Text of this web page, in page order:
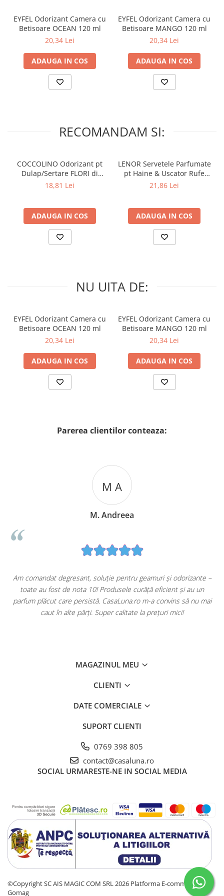
Masina
Deodorante & Parfumuri
Cosmetice Auto
Pet Shop
Covoare & Tapiterii
EYFEL Odorizant Camera cu
Betisoare OCEAN 120 ml
20,34 Lei
ADAUGA IN COS
EYFEL Odorizant Camera cu
Betisoare MANGO 120 ml
20,34 Lei
ADAUGA IN COS
RECOMANDAM SI:
COCCOLINO Odorizant pt
Dulap/Sertare FLORI di
PRIMAVERA 3 buc
18,81 Lei
ADAUGA IN COS
LENOR Servetele Parfumate
pt Haine & Uscator Rufe
SPRING AWAKENING 34 buc
21,86 Lei
ADAUGA IN COS
NU UITA DE:
EYFEL Odorizant Camera cu
Betisoare OCEAN 120 ml
20,34 Lei
ADAUGA IN COS
EYFEL Odorizant Camera cu
Betisoare MANGO 120 ml
20,34 Lei
ADAUGA IN COS
Parerea clientilor conteaza:
M A
M. Andreea
Am comandat degresant, soluție pentru geamuri și odorizante –
toate au fost de nota 10! Produsele curăță eficient și au un
parfum plăcut care persistă. CasaLuna.ro m-a convins să nu mai
caut în alte părți. Super calitate la prețuri mici!
MAGAZINUL MEU
CLIENTI
DATE COMERCIALE
SUPORT CLIENTI
0769 398 805
contact@casaluna.ro
SOCIAL URMARESTE-NE IN SOCIAL MEDIA
©Copyright SC AIS MAGIC COM SRL 2026 Platforma E-commerce by
Gomag